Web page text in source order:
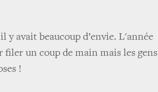
y avait beaucoup d’envie. L'année
filer un coup de main mais les gens
!